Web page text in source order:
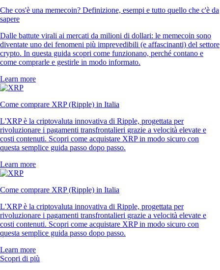
Che cos'è una memecoin? Definizione, esempi e tutto quello che c'è da
sapere
Dalle battute virali ai mercati da milioni di dollari: le memecoin sono
diventate uno dei fenomeni più imprevedibili (e affascinanti) del settore
crypto. In questa guida scopri come funzionano, perché contano e
come comprarle e gestirle in modo informato.
Learn more
Come comprare XRP (Ripple) in Italia
L'XRP è la criptovaluta innovativa di Ripple, progettata per
rivoluzionare i pagamenti transfrontalieri grazie a velocità elevate e
costi contenuti. Scopri come acquistare XRP in modo sicuro con
questa semplice guida passo dopo passo.
Learn more
Come comprare XRP (Ripple) in Italia
L'XRP è la criptovaluta innovativa di Ripple, progettata per
rivoluzionare i pagamenti transfrontalieri grazie a velocità elevate e
costi contenuti. Scopri come acquistare XRP in modo sicuro con
questa semplice guida passo dopo passo.
Learn more
Scopri di più